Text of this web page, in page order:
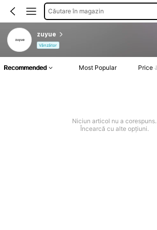
Căutare în magazin
zuyue
Vânzător
Recommended Most Popular Price
Niciun articol nu a corespuns.
Încearcă cu alte opțiuni.